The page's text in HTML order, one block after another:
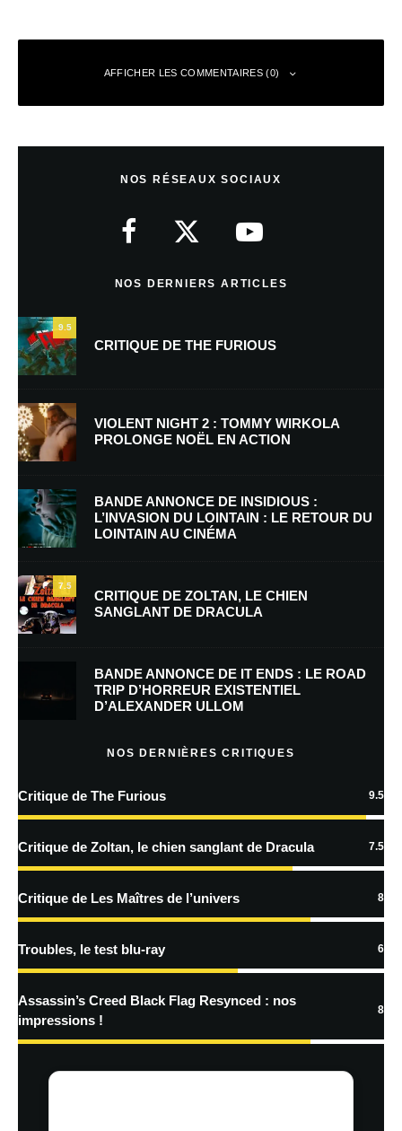
AFFICHER LES COMMENTAIRES (0)
Nom*
E-mail* Site web
Enregistrer mon nom, mon e-mail et mon site dans le navigateur pour
mon prochain commentaire.
Prévenez-moi de tous les nouveaux commentaires par e-mail.
En savoir
traitées
NOS RÉSEAUX SOCIAUX
NOS DERNIERS ARTICLES
9.5
CRITIQUE DE THE FURIOUS
VIOLENT NIGHT 2 : TOMMY WIRKOLA
PROLONGE NOËL EN ACTION
BANDE ANNONCE DE INSIDIOUS :
L’INVASION DU LOINTAIN : LE RETOUR DU
LOINTAIN AU CINÉMA
7.5
CRITIQUE DE ZOLTAN, LE CHIEN
SANGLANT DE DRACULA
BANDE ANNONCE DE IT ENDS : LE ROAD
TRIP D’HORREUR EXISTENTIEL
D’ALEXANDER ULLOM
NOS DERNIÈRES CRITIQUES
Critique de The Furious 9.5
Critique de Zoltan, le chien sanglant de Dracula 7.5
Critique de Les Maîtres de l’univers 8
Troubles, le test blu-ray 6
Assassin’s Creed Black Flag Resynced : nos
impressions !
8